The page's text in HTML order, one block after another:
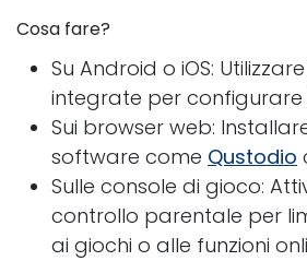
Cosa fare?
Su Android o iOS:
integrate per configurare
Sui browser web:
software come Qustodio
Sulle console di gioco:
controllo parentale per
ai giochi o alle funzioni